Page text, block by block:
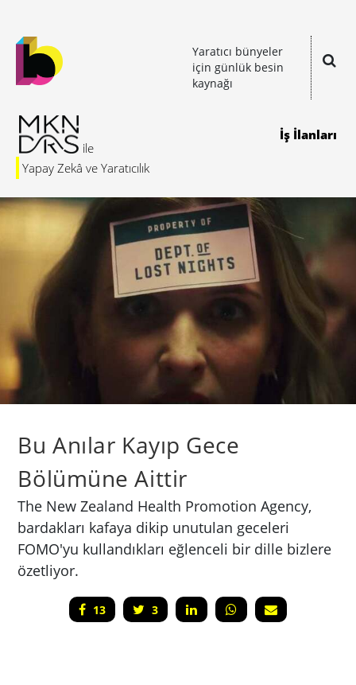
Yaratıcı bünyeler
için günlük besin
kaynağı
Yapay Zekâ ve Yaratıcılık
İş İlanları
Bu Anılar Kayıp Gece
Bölümüne Aittir
The New Zealand Health Promotion Agency,
bardakları kafaya dikip unutulan geceleri
FOMO'yu kullandıkları eğlenceli bir dille bizlere
özetliyor.
13 3